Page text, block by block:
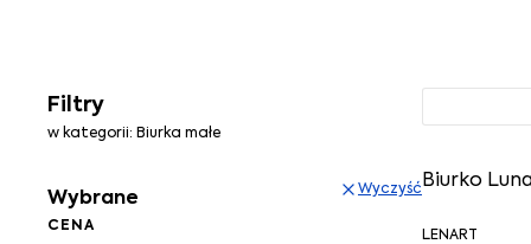
Filtry
w kategorii: Biurka małe
Wybrane
Wyczyść
CENA
Biurko
LENART